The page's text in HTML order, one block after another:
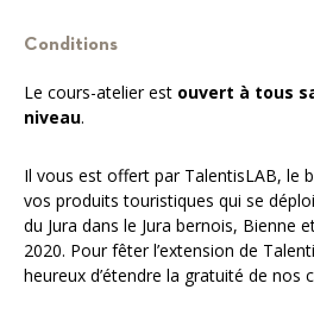
Conditions
Le cours-atelier est ouvert à tous
niveau.
Il vous est offert par TalentisLAB, le
vos produits touristiques qui se
du Jura dans le Jura bernois, Bienne
2020. Pour fêter l’extension de
heureux d’étendre la gratuité de nos